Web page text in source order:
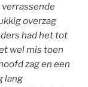
verrassende
overzag
had het tot
wel mis toen
zag en een
lang